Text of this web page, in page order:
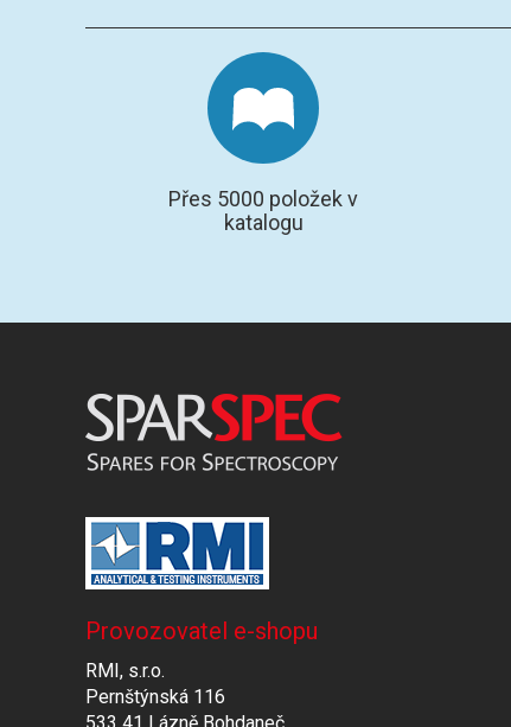
Přes 5000 položek v
katalogu
Provozovatel e-shopu
RMI, s.r.o.
Pernštýnská 116